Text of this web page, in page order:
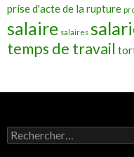
prise d'acte de la rupture
salaire salaires
temps de travail
Rechercher :